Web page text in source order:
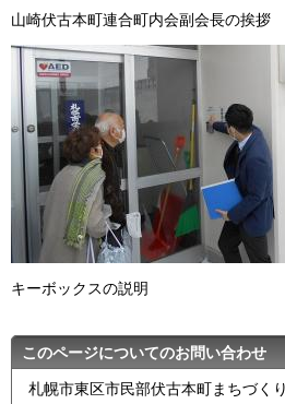
山崎伏古本町連合町内会副会長の挨拶
キーボックスの説明
このページについてのお問い合わせ
札幌市東区市民部伏古本町まちづく